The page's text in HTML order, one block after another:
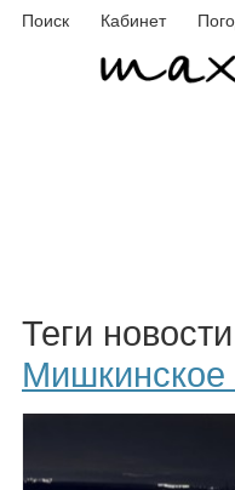
Поиск Кабинет
Теги
Мишкинское